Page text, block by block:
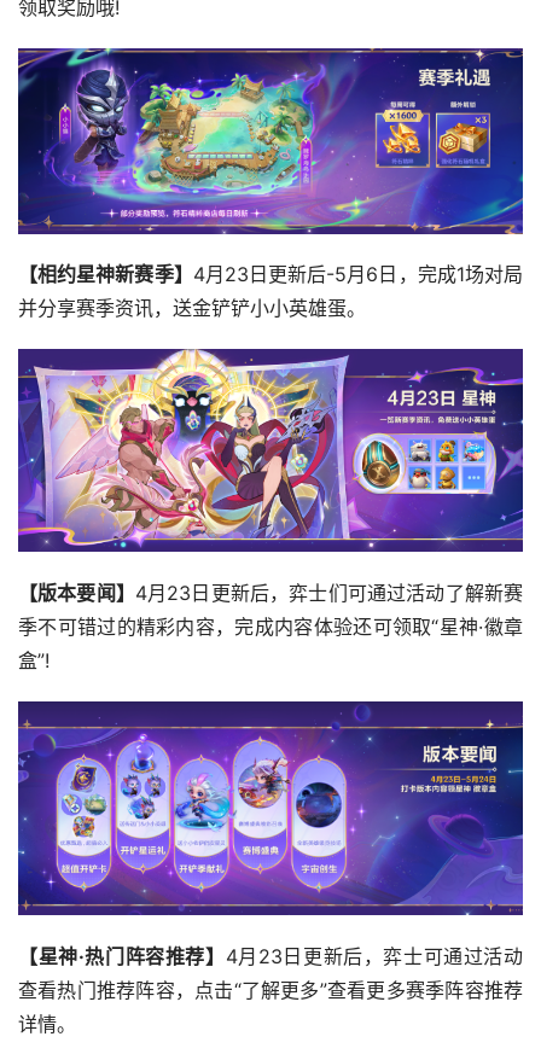
领取奖励哦!
【相约星神新赛季】 4月23日更新后-5月6日，完成1场对局
并分享赛季资讯，送金铲铲小小英雄蛋。
【版本要闻】 4月23日更新后，弈士们可通过活动了解新赛
季不可错过的精彩内容，完成内容体验还可领取“星神·徽章
盒”!
【星神·热门阵容推荐】 4月23日更新后，弈士可通过活动
查看热门推荐阵容，点击“了解更多”查看更多赛季阵容推荐
详情。